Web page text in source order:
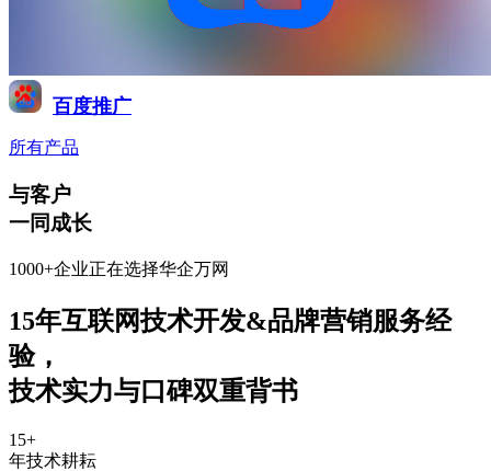
百度推广
所有产品
与客户
一同成长
1000+企业正在选择华企万网
15年互联网技术开发&品牌营销服务经
验，
技术实力与口碑双重背书
15+
年技术耕耘